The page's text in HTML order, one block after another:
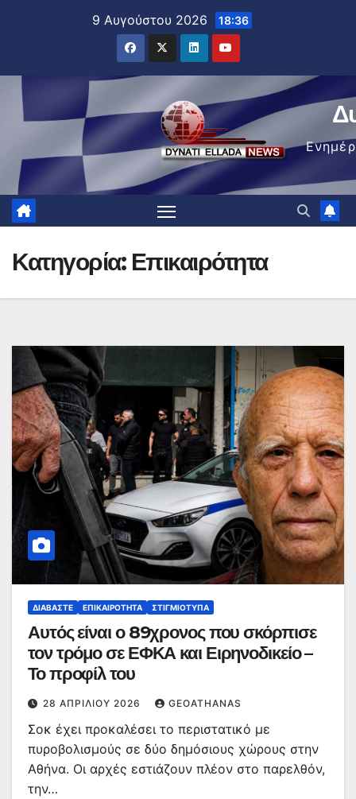
9 Αυγούστου 2026 18:36
Κατηγορία: Επικαιρότητα
ΔΙΑΒΆΣΤΕ ΕΠΙΚΑΙΡΌΤΗΤΑ ΣΤΙΓΜΙΌΤΥΠΑ
Αυτός είναι ο 89χρονος που σκόρπισε
τον τρόμο σε ΕΦΚΑ και Ειρηνοδικείο –
Το προφίλ του
28 ΑΠΡΙΛΊΟΥ 2026 GEOATHANAS
Σοκ έχει προκαλέσει το περιστατικό με
πυροβολισμούς σε δύο δημόσιους χώρους στην
Αθήνα. Οι αρχές εστιάζουν πλέον στο παρελθόν,
την…